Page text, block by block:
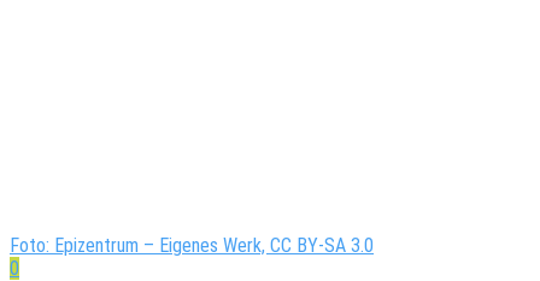
Foto: Epizentrum – Eigenes Werk, CC BY-SA 3.0
0